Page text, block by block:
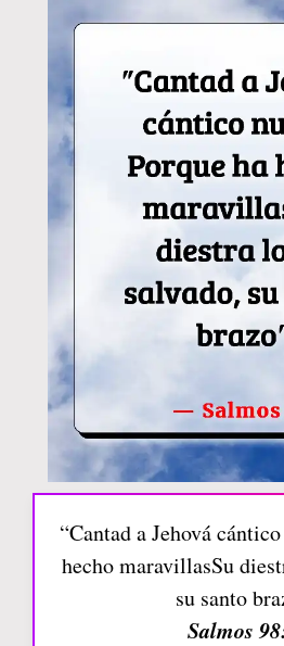
“Cantad a Jehová
hecho maravillasSu
su santo
Salmos